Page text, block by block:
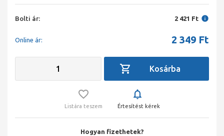
Bolti ár: 2 421 Ft
Online ár: 2 349 Ft
Listára teszem Értesítést kérek
Hogyan fizethetek?